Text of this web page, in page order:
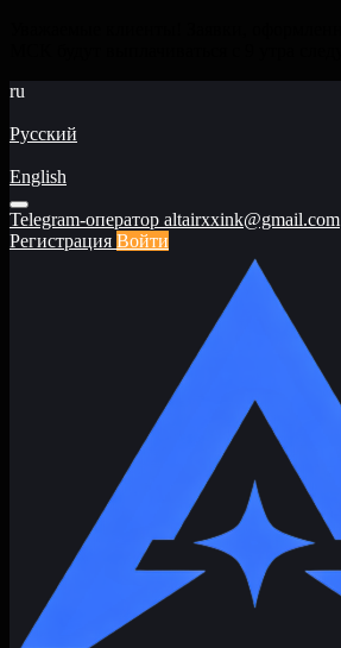
ru
Русский
English
Telegram-оператор altairxxink@gmail.com
Регистрация Войти